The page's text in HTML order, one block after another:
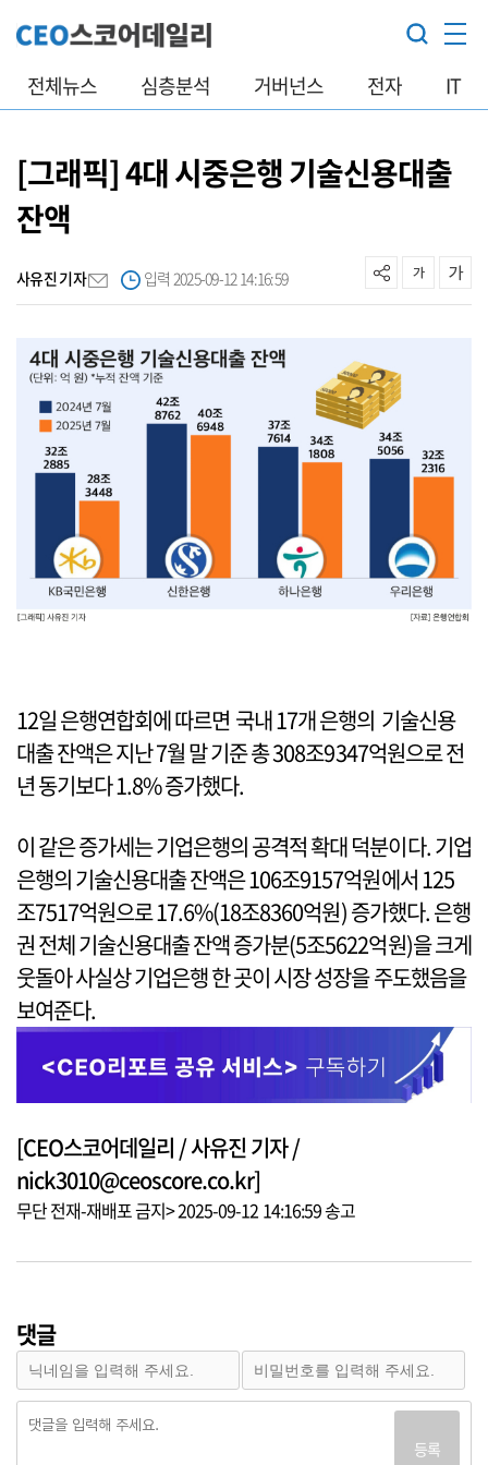
전체뉴스 심층분석 거버넌스 전자 IT
[그래픽] 4대 시중은행 기술신용대출
잔액
사유진 기자 입력 2025-09-12 14:16:59
12일 은행연합회에 따르면 국내 17개 은행의 기술신용
대출 잔액은 지난 7월 말 기준 총 308조9347억원으로 전
년 동기보다 1.8% 증가했다.
이 같은 증가세는 기업은행의 공격적 확대 덕분이다. 기업
은행의 기술신용대출 잔액은 106조9157억원에서 125
조7517억원으로 17.6%(18조8360억원) 증가했다. 은행
권 전체 기술신용대출 잔액 증가분(5조5622억원)을 크게
웃돌아 사실상 기업은행 한 곳이 시장 성장을 주도했음을
보여준다.
[CEO스코어데일리 / 사유진 기자 /
nick3010@ceoscore.co.kr]
무단 전재-재배포 금지> 2025-09-12 14:16:59 송고
댓글
등록